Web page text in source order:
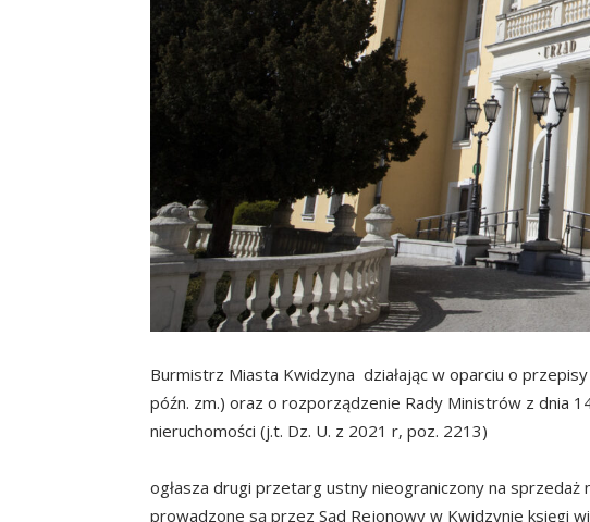
Burmistrz Miasta Kwidzyna działając w oparciu o
późn. zm.) oraz o rozporządzenie Rady Ministrów z dnia
nieruchomości (j.t. Dz. U. z 2021 r, poz. 2213)
ogłasza drugi przetarg ustny nieograniczony na
prowadzone są przez Sąd Rejonowy w Kwidzynie